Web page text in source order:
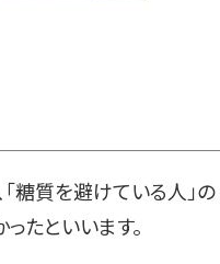
糖質を避けている人」の
たといいます。